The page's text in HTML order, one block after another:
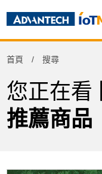
首頁 搜尋
您正在看
推薦商品
Product Tag